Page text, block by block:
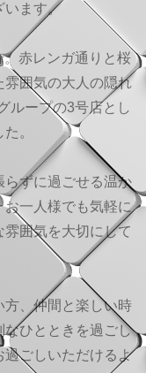
います。
赤レンガ通りと桜
雰囲気の大人の隠れ
ループの3号店とし
。
らずに過ごせる温か
お一人様でも気軽に
囲気を大切にして
方、仲間と楽しい時
なひとときを過ごし
過ごしいただけるよ